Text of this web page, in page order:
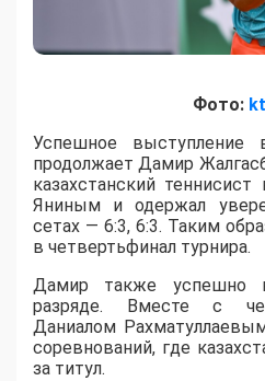
Фото:
Успешное выступление
продолжает Дамир
казахстанский
Яниным и одержал
сетах — 6:3, 6:3. Таким
в четвертьфинал турнира.
Дамир также успешно
разряде. Вместе с
Даниалом
соревнований, где
за титул.